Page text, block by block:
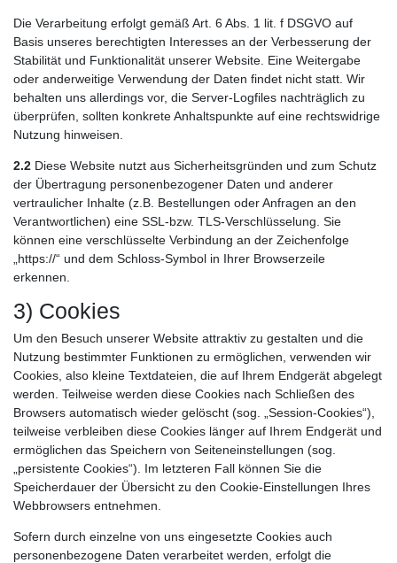
Die Verarbeitung erfolgt gemäß Art. 6 Abs. 1 lit. f DSGVO auf
Basis unseres berechtigten Interesses an der Verbesserung der
Stabilität und Funktionalität unserer Website. Eine Weitergabe
oder anderweitige Verwendung der Daten findet nicht statt. Wir
behalten uns allerdings vor, die Server-Logfiles nachträglich zu
überprüfen, sollten konkrete Anhaltspunkte auf eine rechtswidrige
Nutzung hinweisen.
2.2 Diese Website nutzt aus Sicherheitsgründen und zum Schutz
der Übertragung personenbezogener Daten und anderer
vertraulicher Inhalte (z.B. Bestellungen oder Anfragen an den
Verantwortlichen) eine SSL-bzw. TLS-Verschlüsselung. Sie
können eine verschlüsselte Verbindung an der Zeichenfolge
„https://“ und dem Schloss-Symbol in Ihrer Browserzeile
erkennen.
3) Cookies
Um den Besuch unserer Website attraktiv zu gestalten und die
Nutzung bestimmter Funktionen zu ermöglichen, verwenden wir
Cookies, also kleine Textdateien, die auf Ihrem Endgerät abgelegt
werden. Teilweise werden diese Cookies nach Schließen des
Browsers automatisch wieder gelöscht (sog. „Session-Cookies“),
teilweise verbleiben diese Cookies länger auf Ihrem Endgerät und
ermöglichen das Speichern von Seiteneinstellungen (sog.
„persistente Cookies“). Im letzteren Fall können Sie die
Speicherdauer der Übersicht zu den Cookie-Einstellungen Ihres
Webbrowsers entnehmen.
Sofern durch einzelne von uns eingesetzte Cookies auch
personenbezogene Daten verarbeitet werden, erfolgt die